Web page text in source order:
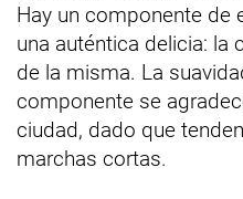
Hay un componente de
una auténtica delicia: la
de la misma. La
componente se
ciudad, dado que
marchas cortas.